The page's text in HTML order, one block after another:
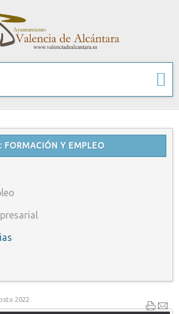
FORMACIÓN Y EMPLEO
2022